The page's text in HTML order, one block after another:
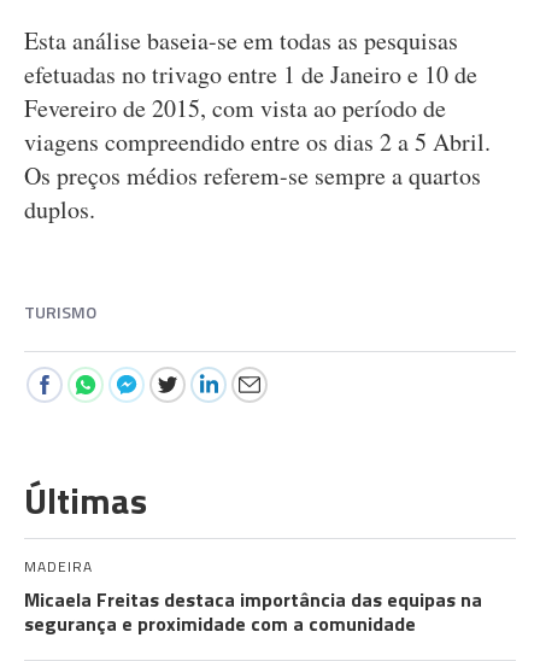
Esta análise baseia-se em todas as pesquisas
efetuadas no trivago entre 1 de Janeiro e 10 de
Fevereiro de 2015, com vista ao período de
viagens compreendido entre os dias 2 a 5 Abril.
Os preços médios referem-se sempre a quartos
duplos.
TURISMO
Últimas
MADEIRA
Micaela Freitas destaca importância das equipas na
segurança e proximidade com a comunidade